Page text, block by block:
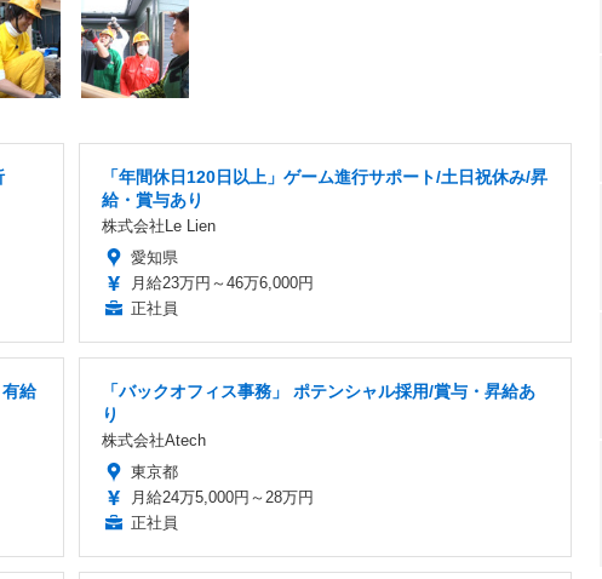
「年間休日120日以上」ゲーム進行サポート/土日祝休み/昇
給・賞与あり
株式会社Le Lien
愛知県
月給23万円～46万6,000円
正社員
給
「バックオフィス事務」 ポテンシャル採用/賞与・昇給あ
り
株式会社Atech
東京都
月給24万5,000円～28万円
正社員